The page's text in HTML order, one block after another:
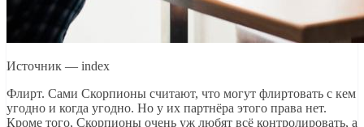
Источник — index
Флирт. Сами Скорпионы считают, что могут флиртовать с кем
угодно и когда угодно. Но у их партнёра этого права нет.
Кроме того, Скорпионы очень уж любят всё контролировать, а